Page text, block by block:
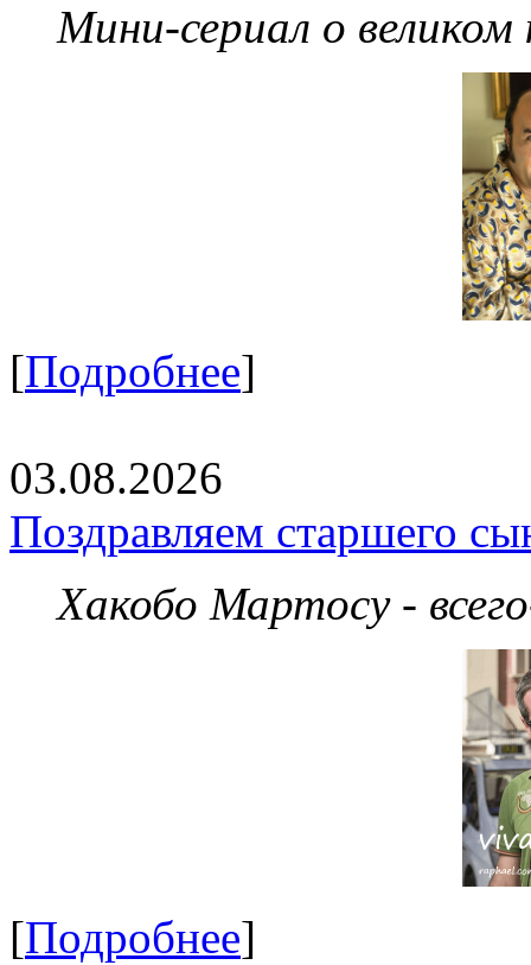
Мини-сериал о великом
[Подробнее]
03.08.2026
Поздравляем старшего
Хакобо Мартосу -
[Подробнее]